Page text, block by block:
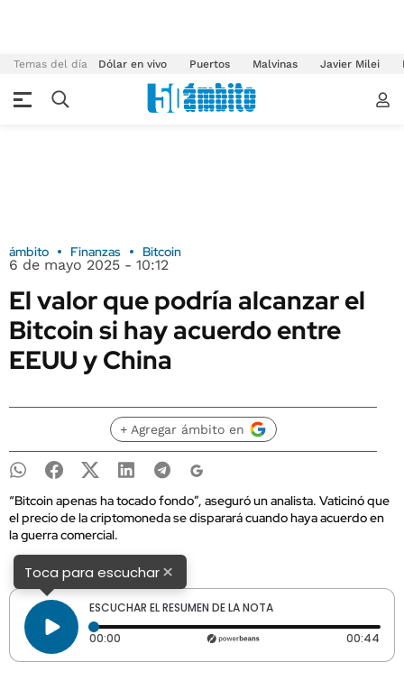
Temas del día Dólar en vivo Puertos Malvinas Javier Milei
ámbito Finanzas Bitcoin
6 de mayo 2025 - 10:12
El valor que podría alcanzar el
Bitcoin si hay acuerdo entre
EEUU y China
+ Agregar ámbito en
“Bitcoin apenas ha tocado fondo”, aseguró un analista. Vaticinó que
el precio de la criptomoneda se disparará cuando haya acuerdo en
la guerra comercial.
Toca para escuchar×
ESCUCHAR EL RESUMEN DE LA NOTA
00:00 Tiempo transcurrido: 0 segundos 00:44